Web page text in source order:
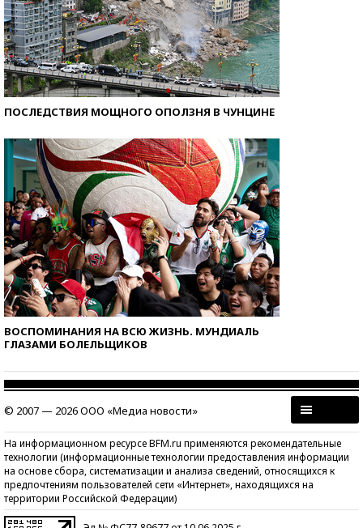
ПОСЛЕДСТВИЯ МОЩНОГО ОПОЛЗНЯ В ЧУНЦИНЕ
ВОСПОМИНАНИЯ НА ВСЮ ЖИЗНЬ. МУНДИАЛЬ
ГЛАЗАМИ БОЛЕЛЬЩИКОВ
© 2007 — 2026 ООО «Медиа новости»
На информационном ресурсе BFM.ru применяются рекомендательные
технологии (информационные технологии предоставления информации
на основе сбора, систематизации и анализа сведений, относящихся к
предпочтениям пользователей сети «Интернет», находящихся на
территории Российской Федерации)